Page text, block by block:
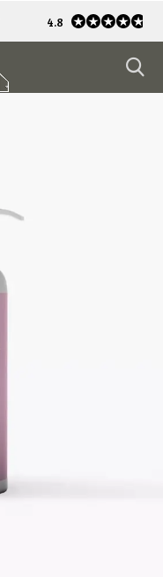
Gratisretourneren*
4.8